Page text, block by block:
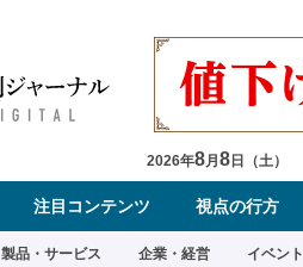
2026年8月 8 日（土）
注目コンテンツ 視点の行方
製品・サービス 企業・経営 イベント